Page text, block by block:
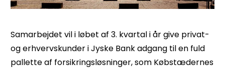
Samarbejdet vil i løbet af 3. kvartal i år give privat-
og erhvervskunder i Jyske Bank adgang til en fuld
pallette af forsikringsløsninger, som Købstædernes